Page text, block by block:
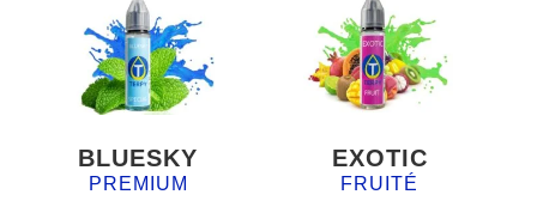
BLUESKY
PREMIUM
EXOTIC
FRUITÉ